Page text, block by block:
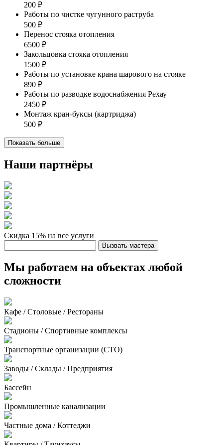
200 ₽
Работы по чистке чугунного раструба
500 ₽
Перенос стояка отопления
6500 ₽
Закольцовка стояка отопления
1500 ₽
Работы по установке крана шарового на стояке
890 ₽
Работы по разводке водоснабжения Рехау
2450 ₽
Монтаж кран-буксы (картриджа)
500 ₽
Показать больше
Наши партнёры
Скидка 15% на все услуги
Вызвать мастера
Мы работаем на объектах любой
сложности
Кафе / Столовые / Рестораны
Стадионы / Спортивные комплексы
Транспортные организации (СТО)
Заводы / Склады / Предприятия
Бассейн
Промышленные канализации
Частные дома / Коттеджи